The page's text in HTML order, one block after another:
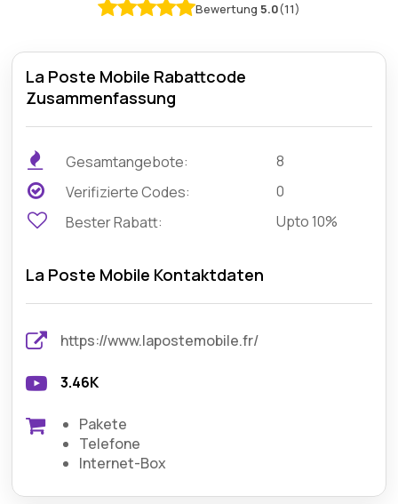
Bewertung 5.0(11)
La Poste Mobile Rabattcode
Zusammenfassung
Gesamtangebote:
8
Verifizierte Codes:
0
Bester Rabatt:
Upto 10%
La Poste Mobile Kontaktdaten
https://www.lapostemobile.fr/
3.46K
Pakete
Telefone
Internet-Box